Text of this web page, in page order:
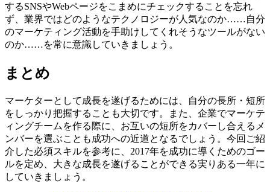
するSNSやWebページをこまめにチェックすることを忘れ
ず、業界ではどのようなテクノロジーが人気なのか……自分
のマーケティング活動を手助けしてくれそうなツールがない
のか……を常に意識していきましょう。
まとめ
マーケターとして成長を遂げるためには、自分の長所・短所
をしっかり把握することも大切です。また、企業でマーケテ
ィングチームを作る際に、お互いの短所をカバーし合えるメ
ンバーを選ぶことも成功への近道となるでしょう。今回ご紹
介した必須スキルを参考に、2017年を成功に導くためのゴー
ルを定め、大きな成長を遂げることができる実りある一年に
していきましょう。